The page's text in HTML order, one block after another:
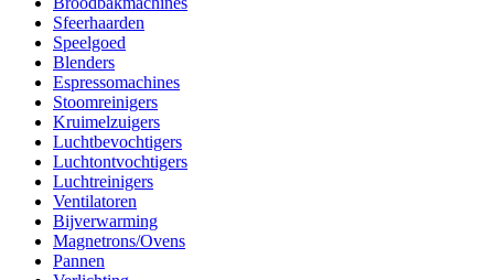
Sfeerhaarden
Speelgoed
Blenders
Espressomachines
Stoomreinigers
Kruimelzuigers
Luchtbevochtigers
Luchtontvochtigers
Luchtreinigers
Ventilatoren
Bijverwarming
Magnetrons/Ovens
Pannen